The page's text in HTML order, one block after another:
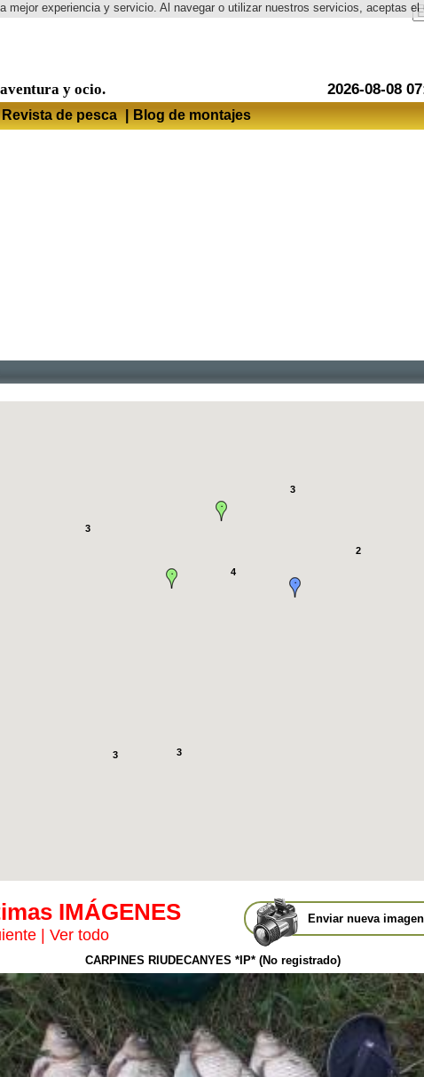
mejor experiencia y servicio. Al navegar o utilizar nuestros servicios, aceptas
Idioma
2026-08-08
y ocio.
Revista de pesca | Blog de montajes
3
3
2
4
3
3
Enviar nueva
IMÁGENES
Ver todo
CARPINES RIUDECANYES *IP* (No registrado)